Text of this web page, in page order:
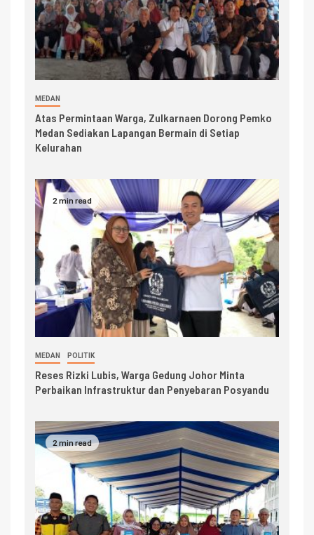
MEDAN
Atas Permintaan Warga, Zulkarnaen Dorong Pemko
Medan Sediakan Lapangan Bermain di Setiap
Kelurahan
2 min read
MEDAN POLITIK
Reses Rizki Lubis, Warga Gedung Johor Minta
Perbaikan Infrastruktur dan Penyebaran Posyandu
2 min read